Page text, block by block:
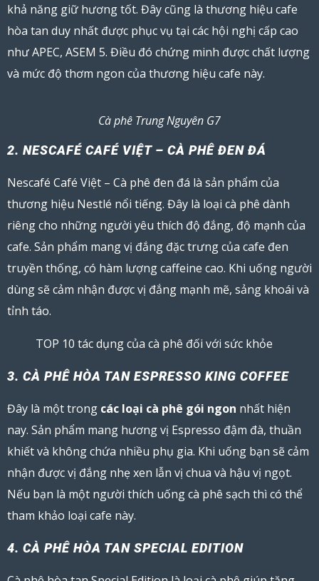
khả năng giữ hương tốt. Đây cũng là thương hiệu cafe
hòa tan duy nhất được phục vụ tại các hội nghị cấp cao
như APEC, ASEM 5. Điều đó chứng minh được chất lượng
và mức độ thơm ngon của thương hiệu cafe này.
Cà phê Trung Nguyên G7
2. NESCAFÉ CAFÉ VIỆT – CÀ PHÊ ĐEN ĐÁ
Nescafé Café Việt – Cà phê đen đá là sản phẩm của
thương hiệu Nestlé nổi tiếng. Đây là loại cà phê dành
riêng cho những người yêu thích độ đắng, độ mạnh của
cafe. Sản phẩm mang vị đắng đặc trưng của cafe đen
truyền thống, có hàm lượng caffeine cao. Khi uống người
dùng sẽ cảm nhận được vị đắng mạnh mẽ, sảng khoái và
tỉnh táo.
TOP 10 tác dụng của cà phê đối với sức khỏe
3. CÀ PHÊ HÒA TAN ESPRESSO KING COFFEE
Đây là một trong các loại cà phê gói ngon nhất hiện
nay. Sản phẩm mang hương vị Espresso đậm đà, thuần
khiết và không chứa nhiều phụ gia. Khi uống bạn sẽ cảm
nhận được vị đắng nhẹ xen lẫn vị chua và hậu vị ngọt.
Nếu bạn là một người thích uống cà phê sạch thì có thể
tham khảo loại cafe này.
4. CÀ PHÊ HÒA TAN SPECIAL EDITION